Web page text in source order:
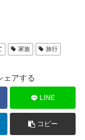
家族 旅行
ェアする
LINE
コピー